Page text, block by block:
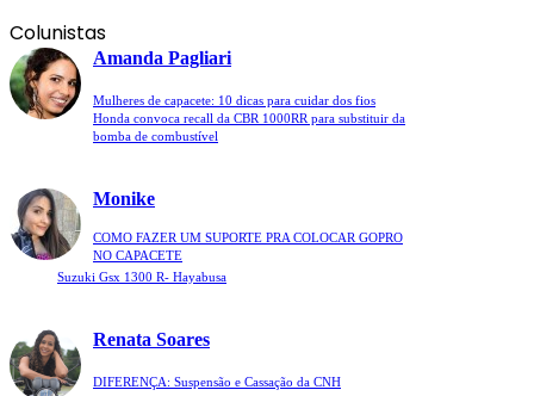
Colunistas
Amanda Pagliari
Mulheres de capacete: 10 dicas para cuidar dos fios
Honda convoca recall da CBR 1000RR para substituir da
bomba de combustível
Monike
COMO FAZER UM SUPORTE PRA COLOCAR GOPRO
NO CAPACETE
Suzuki Gsx 1300 R- Hayabusa
Renata Soares
DIFERENÇA: Suspensão e Cassação da CNH